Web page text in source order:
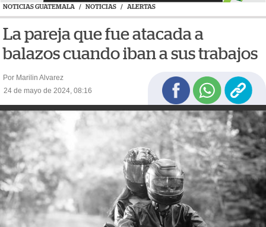
NOTICIAS GUATEMALA / NOTICIAS / ALERTAS
La pareja que fue atacada a
balazos cuando iban a sus trabajos
Por Marilin Alvarez
24 de mayo de 2024, 08:16